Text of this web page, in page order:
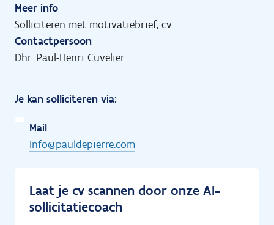
Meer info
Solliciteren met motivatiebrief, cv
Contactpersoon
Dhr. Paul-Henri Cuvelier
Je kan solliciteren via:
Mail
Info@pauldepierre.com
Laat je cv scannen door onze AI-
sollicitatiecoach